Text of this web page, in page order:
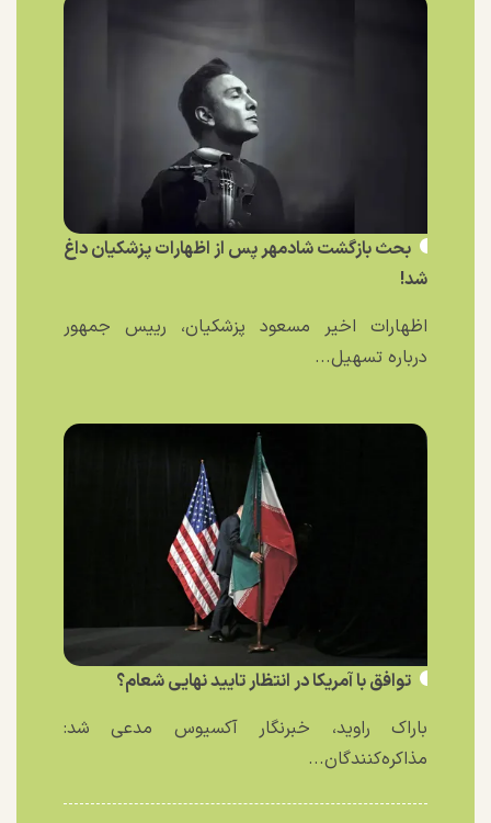
بحث بازگشت شادمهر پس از اظهارات پزشکیان داغ
شد!
اظهارات اخیر مسعود پزشکیان، رییس جمهور
درباره تسهیل...
توافق با آمریکا در انتظار تایید نهایی شعام؟
باراک راوید، خبرنگار آکسیوس مدعی شد:
مذاکره‌کنندگان...